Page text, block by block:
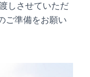
しさせていただ
ご準備をお願い